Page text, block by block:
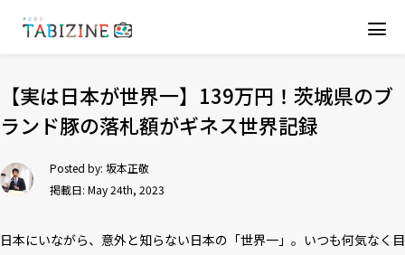
【実は日本が世界一】139万円！茨城県のブ
ランド豚の落札額がギネス世界記録
Posted by: 坂本正敬
掲載日: May 24th, 2023
日本にいながら、意外と知らない日本の「世界一」。いつも何気なく目